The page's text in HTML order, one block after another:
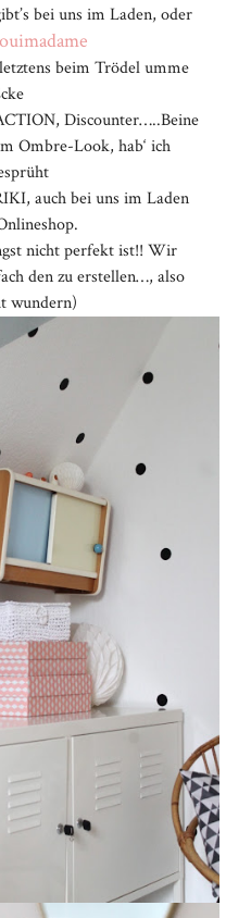
bei uns im Laden, oder
ouimadame
beim Trödel umme
Discounter…..Beine
Ombre-Look, hab‘ ich
auch bei uns im Laden
nicht perfekt ist!! Wir
den zu erstellen…, also
wundern)